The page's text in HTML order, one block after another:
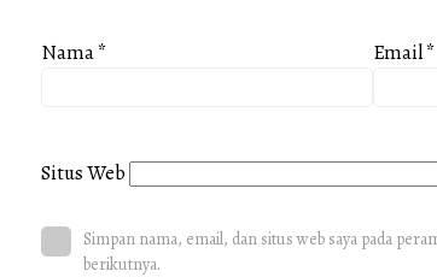
Nama* Email*
Situs Web
Simpan nama, email, dan situs web saya pada
berikutnya.